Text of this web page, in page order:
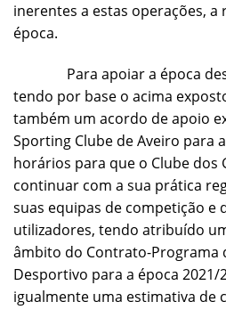
inerentes a estas operações, a
época.
Para apoiar a época
tendo por base o acima
também um acordo de apoio
Sporting Clube de Aveiro para
horários para que o Clube dos
continuar com a sua prática
suas equipas de competição e
utilizadores, tendo atribuído
âmbito do Contrato-Programa
Desportivo para a época
igualmente uma estimativa de